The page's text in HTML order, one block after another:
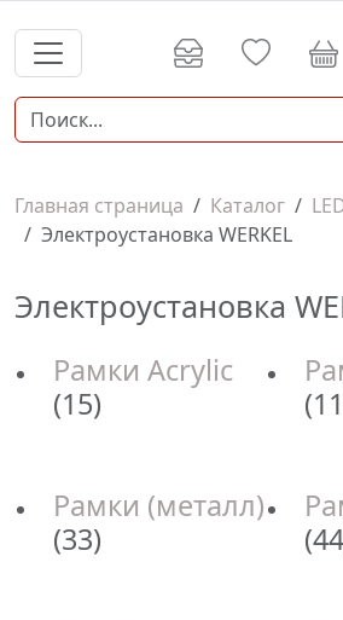
Главная страница Каталог
Электроустановка WERKEL
Электроустановка
Рамки Acrylic
(15)
Рамки (металл)
(33)